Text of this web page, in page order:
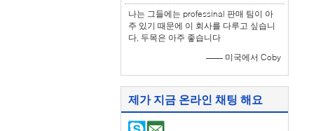
나는 그들에는 professinal 판매 팀이 아
주 있기 때문에 이 회사를 다루고 싶습니
다, 두목은 아주 좋습니다
—— 미국에서 Coby
제가 지금 온라인 채팅 해요